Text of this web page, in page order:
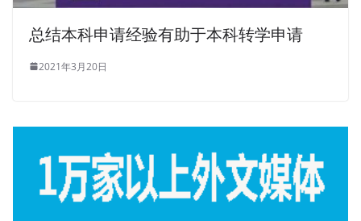
总结本科申请经验有助于本科转学申请
2021年3月20日